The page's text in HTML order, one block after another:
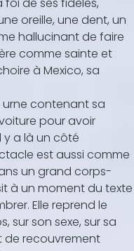
foi de ses fidèles,
oreille, une dent, un
hallucinant de faire
comme sainte et
à Mexico, sa
urne contenant sa
pour avoir
y a là un côté
est aussi comme
un grand corps-
à un moment du texte
Elle reprend le
sur son sexe, sur sa
de recouvrement